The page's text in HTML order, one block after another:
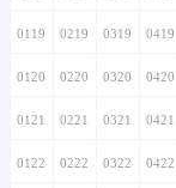
0119 0219 0319 0419
0120 0220 0320 0420
0121 0221 0321 0421
0122 0222 0322 0422